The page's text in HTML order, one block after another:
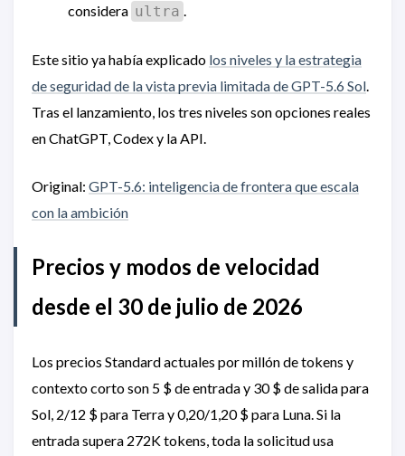
considera ultra
Este sitio ya había explicado los niveles y la estrategia
de seguridad de la vista previa limitada de GPT-5.6 Sol
Tras el lanzamiento, los tres niveles son opciones reales
en ChatGPT, Codex y la API.
Original: GPT-5.6: inteligencia de frontera que escala
con la ambición
Precios y modos de velocidad
desde el 30 de julio de 2026
Los precios Standard actuales por millón de tokens y
contexto corto son 5 $ de entrada y 30 $ de salida para
Sol, 2/12 $ para Terra y 0,20/1,20 $ para Luna. Si la
entrada supera 272K tokens, toda la solicitud usa